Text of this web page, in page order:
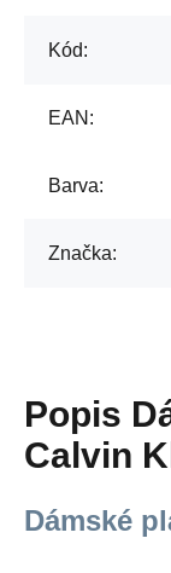
Kód:
EAN:
Barva:
Značka:
Popis
Calvin
Dámské